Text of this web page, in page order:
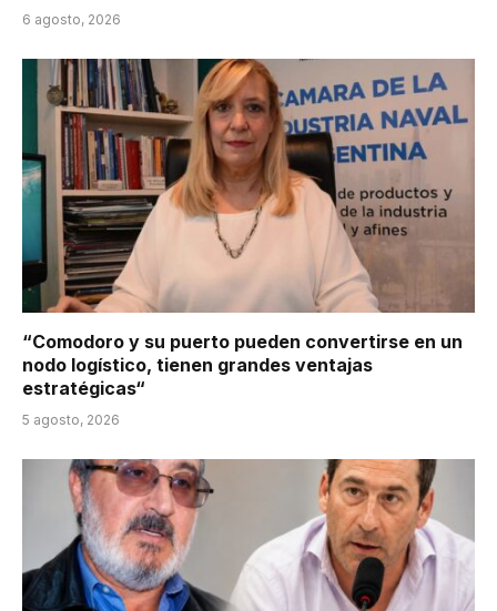
6 agosto, 2026
“Comodoro y su puerto pueden convertirse en un
nodo logístico, tienen grandes ventajas
estratégicas“
5 agosto, 2026